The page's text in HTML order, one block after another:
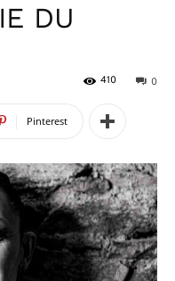
DU
0
410
Pinterest